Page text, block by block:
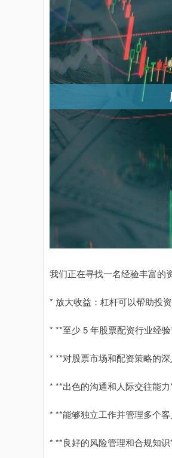
我们正在寻找一名经验丰富的
* 放大收益：杠杆可以帮助投
* **至少 5 年股票配资行业经
* **对股票市场和配资策略的
* **出色的沟通和人际交往能力
* **能够独立工作并管理多个
* **良好的风险管理和合规知识